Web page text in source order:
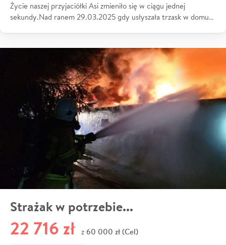
Życie naszej przyjaciółki Asi zmieniło się w ciągu jednej
sekundy.Nad ranem 29.03.2025 gdy usłyszała trzask w domu…
Strażak w potrzebie...
22 716 zł z 60 000 zł (Cel)